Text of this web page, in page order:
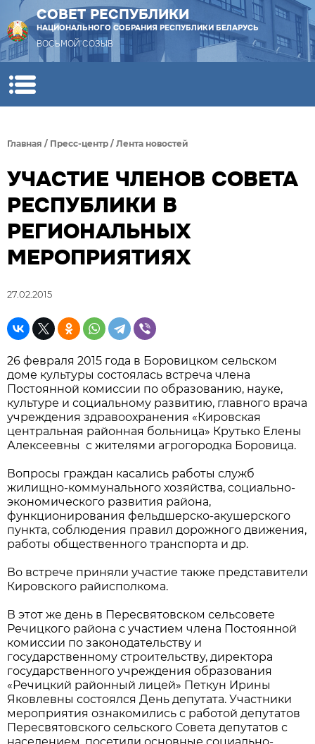
СОВЕТ РЕСПУБЛИКИ
НАЦИОНАЛЬНОГО СОБРАНИЯ РЕСПУБЛИКИ БЕЛАРУСЬ
ВОСЬМОЙ СОЗЫВ
Главная / Пресс-центр / Лента новостей
УЧАСТИЕ ЧЛЕНОВ СОВЕТА
РЕСПУБЛИКИ В
РЕГИОНАЛЬНЫХ
МЕРОПРИЯТИЯХ
27.02.2015
26 февраля 2015 года в Боровицком сельском
доме культуры состоялась встреча члена
Постоянной комиссии по образованию, науке,
культуре и социальному развитию, главного врача
учреждения здравоохранения «Кировская
центральная районная больница» Крутько Елены
Алексеевны с жителями агрогородка Боровица.
Вопросы граждан касались работы служб
жилищно-коммунального хозяйства, социально-
экономического развития района,
функционирования фельдшерско-акушерского
пункта, соблюдения правил дорожного движения,
работы общественного транспорта и др.
Во встрече приняли участие также представители
Кировского райисполкома.
В этот же день в Пересвятовском сельсовете
Речицкого района с участием члена Постоянной
комиссии по законодательству и
государственному строительству, директора
государственного учреждения образования
«Речицкий районный лицей» Петкун Ирины
Яковлевны состоялся День депутата. Участники
мероприятия ознакомились с работой депутатов
Пересвятовского сельского Совета депутатов с